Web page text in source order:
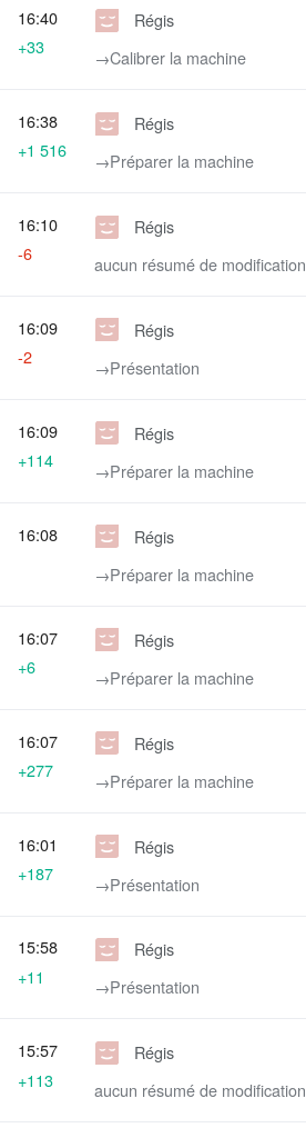
Régis
→‎Calibrer la machine
16:40
+33
Régis
→‎Préparer la machine
16:38
+1 516
Régis
aucun résumé de modification
16:10
-6
Régis
→‎Présentation
16:09
-2
Régis
→‎Préparer la machine
16:09
+114
Régis
→‎Préparer la machine
16:08
Régis
→‎Préparer la machine
16:07
+6
Régis
→‎Préparer la machine
16:07
+277
Régis
→‎Présentation
16:01
+187
Régis
→‎Présentation
15:58
+11
Régis
aucun résumé de modification
15:57
+113